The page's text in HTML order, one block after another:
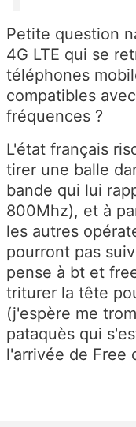
Petite question
4G LTE qui se
téléphones
compatibles
fréquences ?
L'état français
tirer une balle
bande qui lui
800Mhz), et à
les autres
pourront pas
pense à bt et
triturer la tête
(j'espère me
pataquès qui
l'arrivée de Free